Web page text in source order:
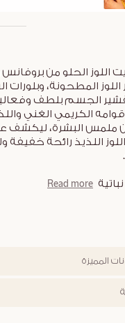
اللوز الحلو من
المطحونة، وبلورات
الجسم بلطف
الكريمي الغني
ملمس البشرة، ليكشف
اللذيذ رائحة خفيفة
Read more
المميزة